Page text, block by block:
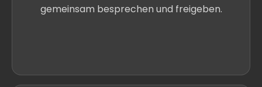
gemeinsam besprechen und freigeben.